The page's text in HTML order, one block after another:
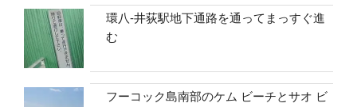
環八-井荻駅地下通路を通ってまっすぐ進
む
フーコック島南部のケム ビーチとサオ ビ